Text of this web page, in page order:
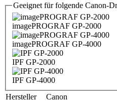
Geeignet für folgende Canon-
imagePROGRAF GP-2000
imagePROGRAF GP-4000
IPF GP-2000
IPF GP-4000
Hersteller
Canon